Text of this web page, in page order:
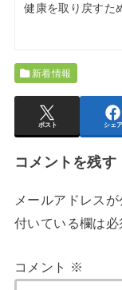
健康を取り戻すた
新着情報
ポスト シェア
コメントを残す
メールアドレス
付いている欄は
コメント ※